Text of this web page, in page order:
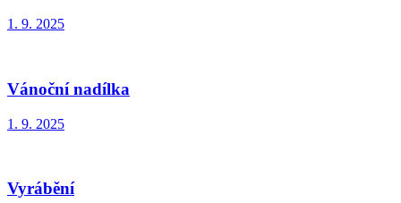
1. 9. 2025
Vánoční nadílka
1. 9. 2025
Vyrábění